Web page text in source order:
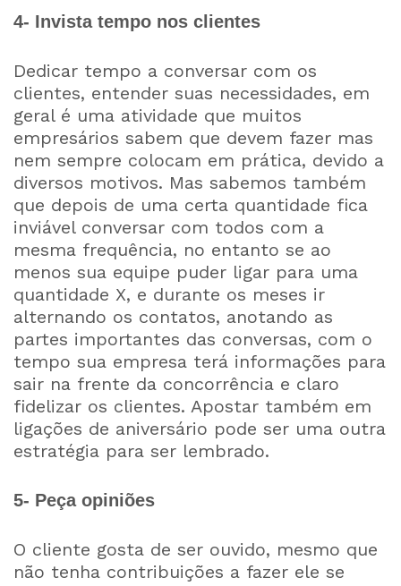
4- Invista tempo nos clientes
Dedicar tempo a conversar com os
clientes, entender suas necessidades, em
geral é uma atividade que muitos
empresários sabem que devem fazer mas
nem sempre colocam em prática, devido a
diversos motivos. Mas sabemos também
que depois de uma certa quantidade fica
inviável conversar com todos com a
mesma frequência, no entanto se ao
menos sua equipe puder ligar para uma
quantidade X, e durante os meses ir
alternando os contatos, anotando as
partes importantes das conversas, com o
tempo sua empresa terá informações para
sair na frente da concorrência e claro
fidelizar os clientes. Apostar também em
ligações de aniversário pode ser uma outra
estratégia para ser lembrado.
5- Peça opiniões
O cliente gosta de ser ouvido, mesmo que
não tenha contribuições a fazer ele se